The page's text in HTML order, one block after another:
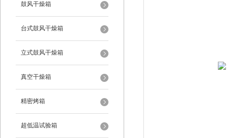
鼓风干燥箱
台式鼓风干燥箱
立式鼓风干燥箱
真空干燥箱
精密烤箱
超低温试验箱